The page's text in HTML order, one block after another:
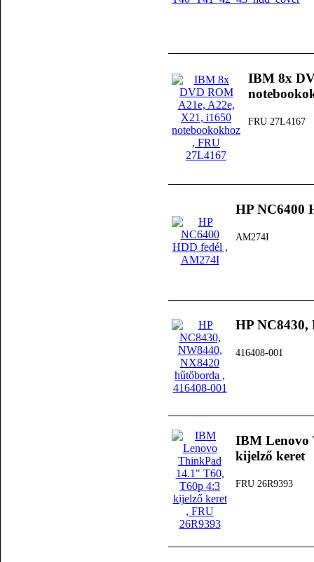
IBM 8x
FRU 27L4167
HP NC6400
AM274I
HP NC8430,
416408-001
IBM Lenovo
kijelző keret
FRU 26R9393